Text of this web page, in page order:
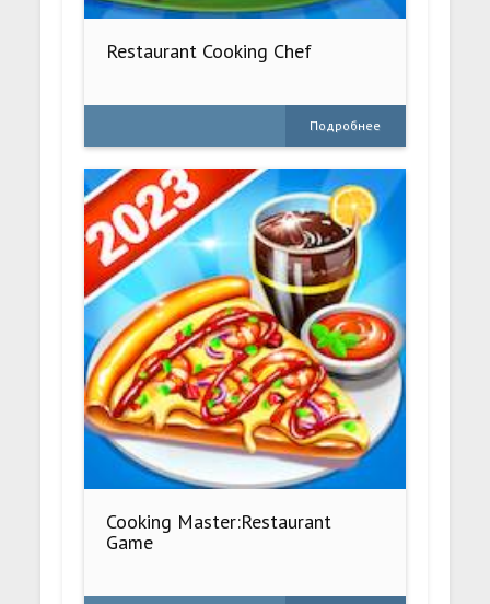
Restaurant Cooking Chef
Подробнее
Cooking Master:Restaurant
Game